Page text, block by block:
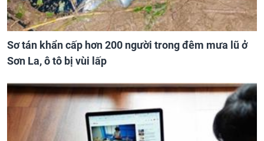
Sơ tán khẩn cấp hơn 200 người trong đêm mưa lũ ở
Sơn La, ô tô bị vùi lấp